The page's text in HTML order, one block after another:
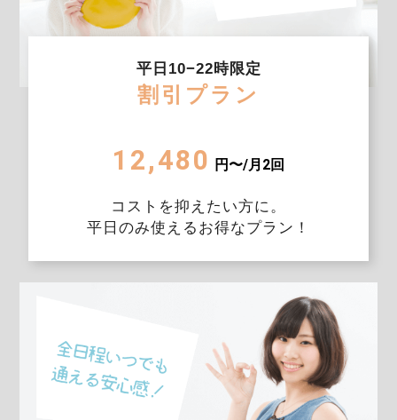
平日10−22時限定
割引プラン
12,480 円〜/月2回
コストを抑えたい方に。
平日のみ使えるお得なプラン！